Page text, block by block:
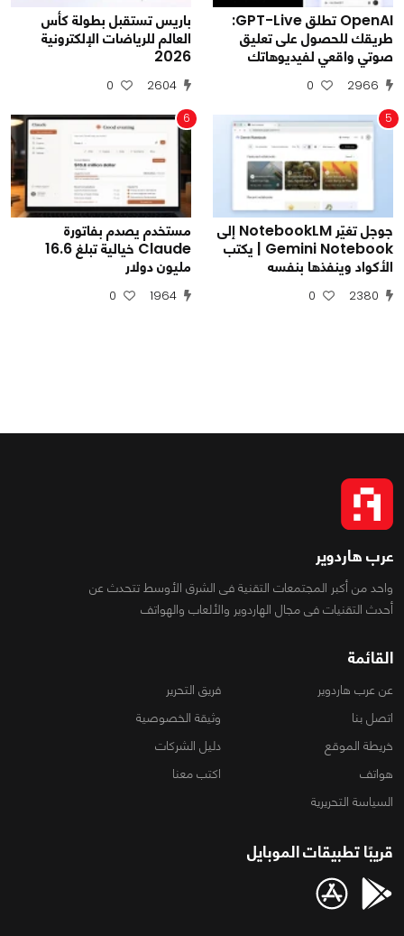
OpenAI تطلق GPT-Live:
طريقك للحصول على تعليق
صوتي واقعي لفيديوهاتك
2966
0
باريس تستقبل بطولة كأس
العالم للرياضات الإلكترونية
2026
2604
0
5
جوجل تغيّر NotebookLM إلى
Gemini Notebook | يكتب
الأكواد وينفذها بنفسه
2380
0
6
مستخدم يصدم بفاتورة
Claude خيالية تبلغ 16.6
مليون دولار
1964
0
عرب هاردوير
واحد من أكبر المجتمعات التقنية فى الشرق الأوسط تتحدث عن
أحدث التقنيات فى مجال الهاردوير والألعاب والهواتف
القائمة
عن عرب هاردوير
فريق التحرير
اتصل بنا
وثيقة الخصوصية
خريطة الموقع
دليل الشركات
هواتف
اكتب معنا
السياسة التحريرية
قريبًا تطبيقات الموبايل